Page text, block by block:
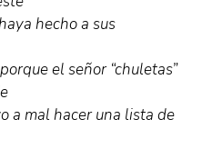
hecho a sus
el señor “chuletas”
a mal hacer una lista de